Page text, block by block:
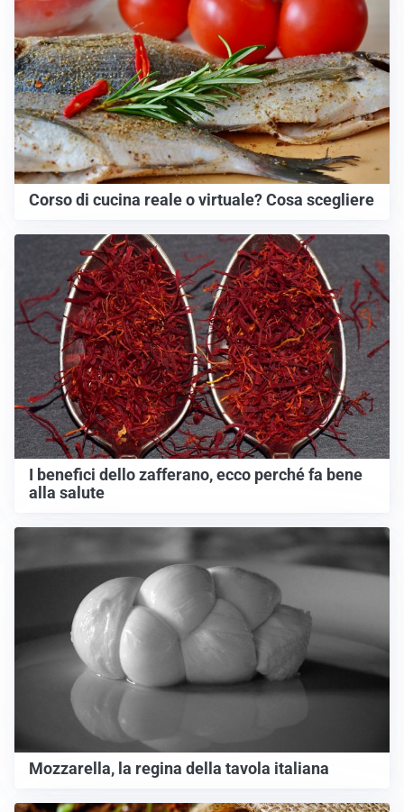
Corso di cucina reale o virtuale? Cosa scegliere
I benefici dello zafferano, ecco perché fa bene
alla salute
Mozzarella, la regina della tavola italiana